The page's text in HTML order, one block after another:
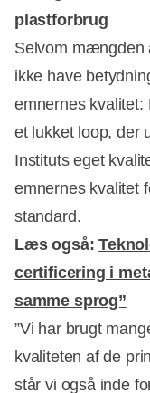
plastforbrug
Selvom mængden
ikke have
emnernes kvalitet:
et lukket loop, der
Instituts eget
emnernes kvalitet
standard.
Læs også:
certificering i
samme sprog”
”Vi har brugt
kvaliteten af de
står vi også inde